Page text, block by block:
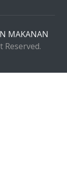
MAKANAN
Reserved.